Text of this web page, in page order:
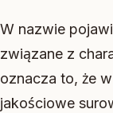
W nazwie
związane z
oznacza to, że
jakościowe